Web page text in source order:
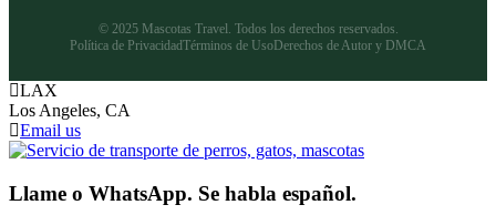
© 2025 Mascotas Travel. Todos los derechos reservados.
Política de PrivacidadTérminos de Uso Derechos de Autor y DMCA
LAX
Los Angeles, CA
Email us
Llame o WhatsApp. Se habla español.